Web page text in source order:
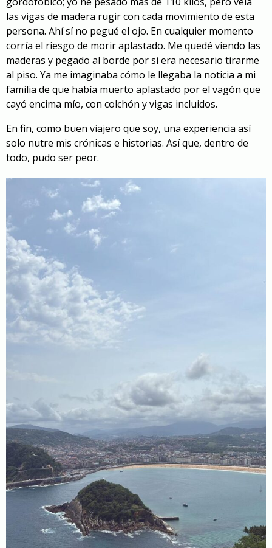
las vigas de madera rugir con cada movimiento de esta
persona. Ahí sí no pegué el ojo. En cualquier momento
corría el riesgo de morir aplastado. Me quedé viendo las
maderas y pegado al borde por si era necesario tirarme
al piso. Ya me imaginaba cómo le llegaba la noticia a mi
familia de que había muerto aplastado por el vagón que
cayó encima mío, con colchón y vigas incluidos.
En fin, como buen viajero que soy, una experiencia así
solo nutre mis crónicas e historias. Así que, dentro de
todo, pudo ser peor.